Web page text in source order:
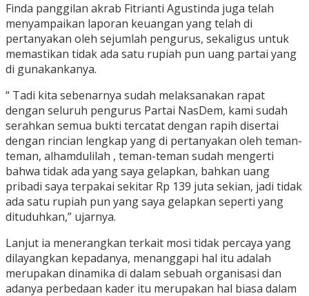
Finda panggilan akrab Fitrianti Agustinda juga telah
menyampaikan laporan keuangan yang telah di
pertanyakan oleh sejumlah pengurus, sekaligus untuk
memastikan tidak ada satu rupiah pun uang partai yang
di gunakankanya.
“ Tadi kita sebenarnya sudah melaksanakan rapat
dengan seluruh pengurus Partai NasDem, kami sudah
serahkan semua bukti tercatat dengan rapih disertai
dengan rincian lengkap yang di pertanyakan oleh teman-
teman, alhamdulilah , teman-teman sudah mengerti
bahwa tidak ada yang saya gelapkan, bahkan uang
pribadi saya terpakai sekitar Rp 139 juta sekian, jadi tidak
ada satu rupiah pun yang saya gelapkan seperti yang
dituduhkan,” ujarnya.
Lanjut ia menerangkan terkait mosi tidak percaya yang
dilayangkan kepadanya, menanggapi hal itu adalah
merupakan dinamika di dalam sebuah organisasi dan
adanya perbedaan kader itu merupakan hal biasa dalam